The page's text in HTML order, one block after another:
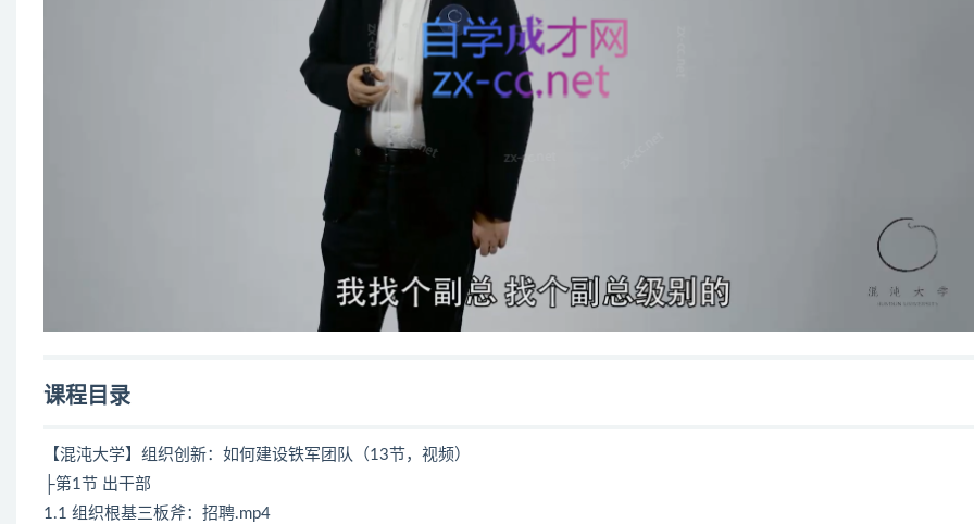
课程目录
【混沌大学】组织创新：如何建设铁军团队（13节，视频）
├第1节 出干部
1.1 组织根基三板斧：招聘.mp4